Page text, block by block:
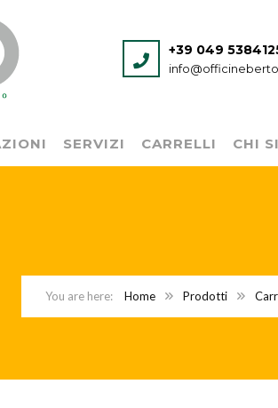
+39 049
SERVIZI CARRELLI CHI
Home Prodotti